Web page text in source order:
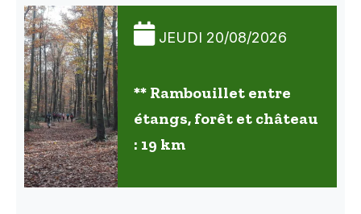
JEUDI 20/08/2026
** Rambouillet entre
étangs, forêt et château
: 19 km